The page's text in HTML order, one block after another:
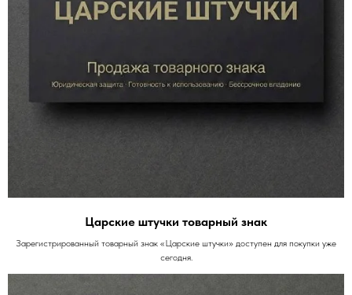
Царские штучки товарный знак
Зарегистрированный товарный знак «Царские штучки» доступен для покупки уже
сегодня.